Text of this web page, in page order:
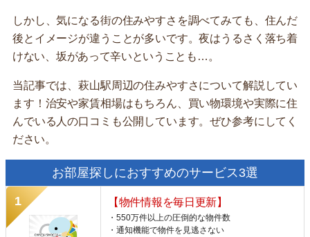
しかし、気になる街の住みやすさを調べてみても、住んだ
後とイメージが違うことが多いです。夜はうるさく落ち着
けない、坂があって辛いということも…。
当記事では、萩山駅周辺の住みやすさについて解説してい
ます！治安や家賃相場はもちろん、買い物環境や実際に住
んでいる人の口コミも公開しています。ぜひ参考にしてく
ださい。
お部屋探しにおすすめのサービス3選
【物件情報を毎日更新】
・550万件以上の圧倒的な物件数
・通知機能で物件を見逃さない